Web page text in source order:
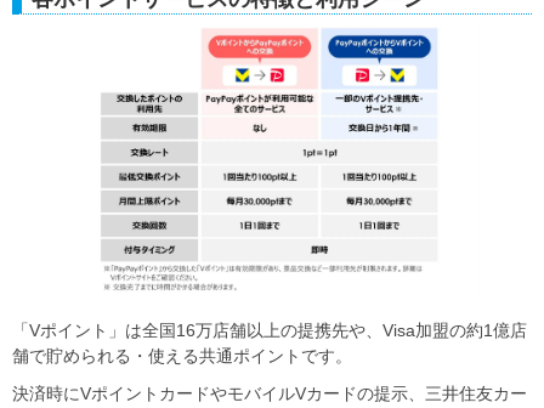
「Vポイント」は全国16万店舗以上の提携先や、Visa加盟の約1億店
舗で貯められる・使える共通ポイントです。
決済時にVポイントカードやモバイルVカードの提示、三井住友カー